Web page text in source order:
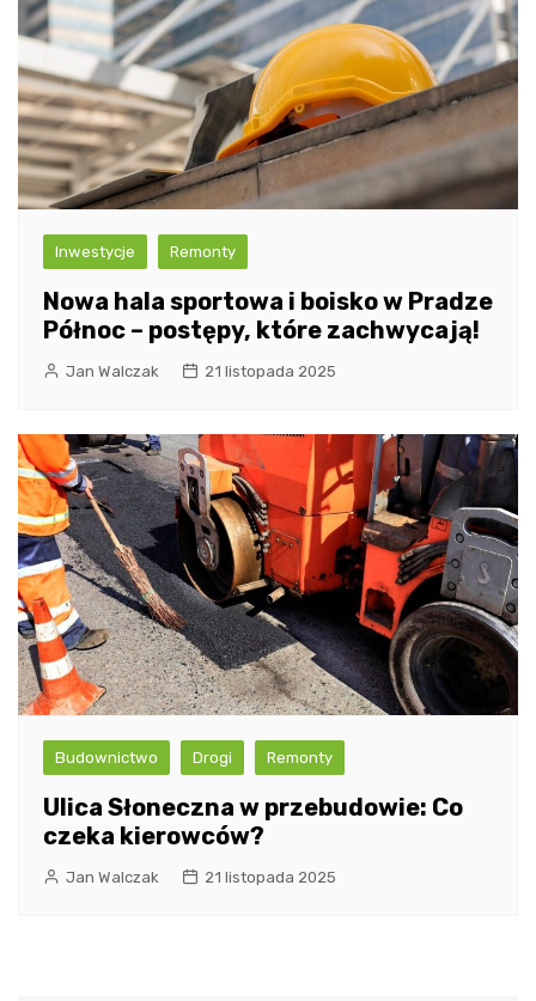
Inwestycje Remonty
Nowa hala sportowa i boisko w Pradze
Północ – postępy, które zachwycają!
Jan Walczak 21 listopada 2025
Budownictwo Drogi Remonty
Ulica Słoneczna w przebudowie: Co
czeka kierowców?
Jan Walczak 21 listopada 2025